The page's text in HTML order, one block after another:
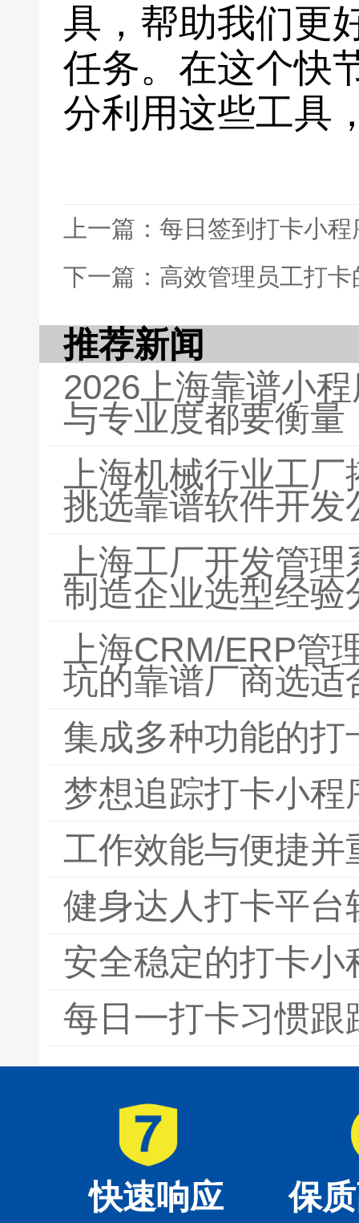
具，帮助我们更
任务。在这个快
分利用这些工具
上一篇：每日签到打卡小程
下一篇：高效管理员工打
推荐新闻
2026上海靠谱小
与专业度都要衡量
上海机械行业工
挑选靠谱软件开发
上海工厂开发管
制造企业选型经验
上海CRM/ERP管
坑的靠谱厂商选适
集成多种功能的
梦想追踪打卡小程
工作效能与便捷
健身达人打卡平台
安全稳定的打卡小
每日一打卡习惯跟
快速响应 保